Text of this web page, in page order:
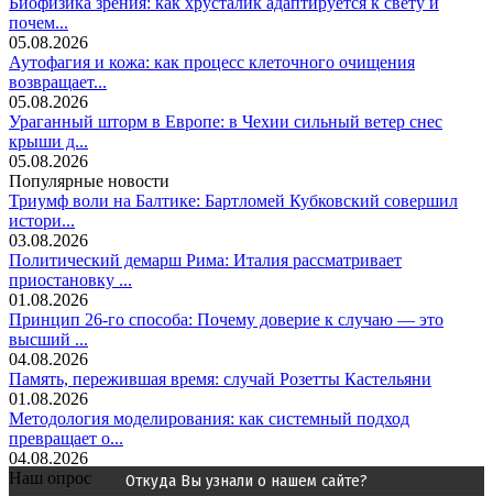
почем...
05.08.2026
Аутофагия и кожа: как процесс клеточного очищения
возвращает...
05.08.2026
Ураганный шторм в Европе: в Чехии сильный ветер снес
крыши д...
05.08.2026
Популярные новости
Триумф воли на Балтике: Бартломей Кубковский совершил
истори...
03.08.2026
Политический демарш Рима: Италия рассматривает
приостановку ...
01.08.2026
Принцип 26-го способа: Почему доверие к случаю — это
высший ...
04.08.2026
Память, пережившая время: случай Розетты Кастельяни
01.08.2026
Методология моделирования: как системный подход
превращает о...
04.08.2026
Наш опрос
Откуда Вы узнали о нашем сайте?